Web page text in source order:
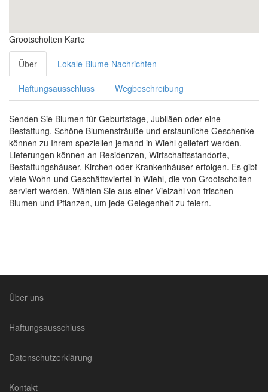
Grootscholten Karte
Über Lokale Blume Nachrichten
Haftungsausschluss Wegbeschreibung
Senden Sie Blumen für Geburtstage, Jubiläen oder eine
Bestattung. Schöne Blumensträuße und erstaunliche Geschenke
können zu Ihrem speziellen jemand in Wiehl geliefert werden.
Lieferungen können an Residenzen, Wirtschaftsstandorte,
Bestattungshäuser, Kirchen oder Krankenhäuser erfolgen. Es gibt
viele Wohn-und Geschäftsviertel in Wiehl, die von Grootscholten
serviert werden. Wählen Sie aus einer Vielzahl von frischen
Blumen und Pflanzen, um jede Gelegenheit zu feiern.
Über uns
Haftungsausschluss
Datenschutzerklärung
Kontakt